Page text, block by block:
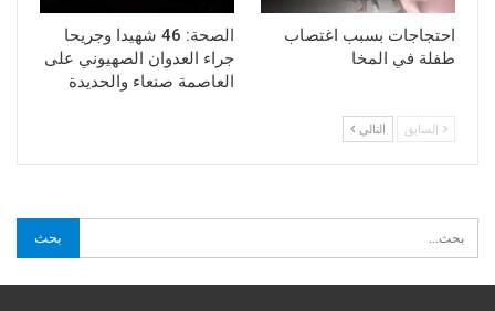
احتجاجات بسبب اغتصاب
طفلة في المخا
الصحة: 46 شهيدا وجريحا
جراء العدوان الصهيوني على
العاصمة صنعاء والحديدة
السابق التالي